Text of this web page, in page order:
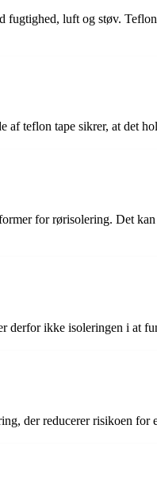
luft og støv.
teflon tape sikrer, at det
for rørisolering. Det
ikke isoleringen i at
der reducerer risikoen